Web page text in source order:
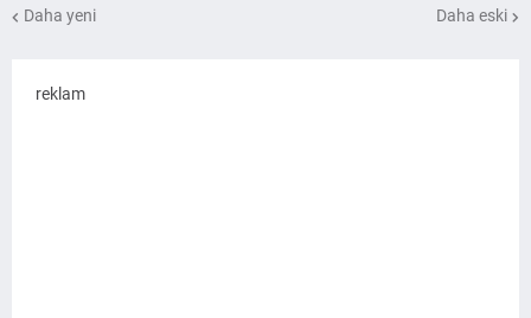
Daha yeni Daha eski
reklam